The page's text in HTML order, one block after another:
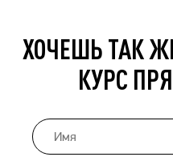
ХОЧЕШЬ ТАК
КУРС